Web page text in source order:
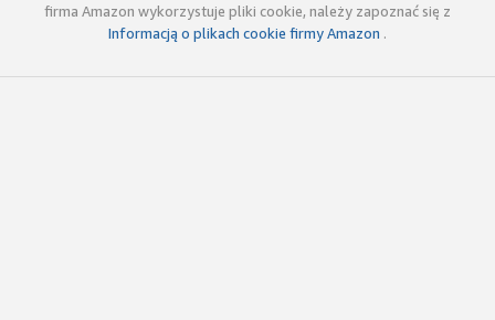
firma Amazon wykorzystuje pliki cookie, należy zapoznać się z
Informacją o plikach cookie firmy Amazon .